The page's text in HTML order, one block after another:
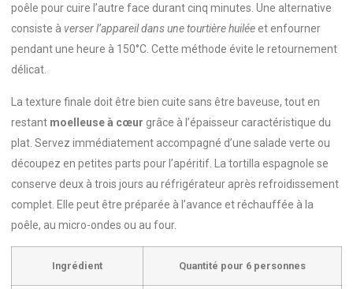
poêle pour cuire l’autre face durant cinq minutes. Une alternative
consiste à verser l’appareil dans une tourtière huiléeet enfourner
pendant une heure à 150°C. Cette méthode évite le retournement
délicat.
La texture finale doit être bien cuite sans être baveuse, tout en
restant moelleuse à cœur grâce à l’épaisseur caractéristique du
plat. Servez immédiatement accompagné d’une salade verte ou
découpez en petites parts pour l’apéritif. La tortilla espagnole se
conserve deux à trois jours au réfrigérateur après refroidissement
complet. Elle peut être préparée à l’avance et réchauffée à la
poêle, au micro-ondes ou au four.
Ingrédient Quantité pour 6 personnes